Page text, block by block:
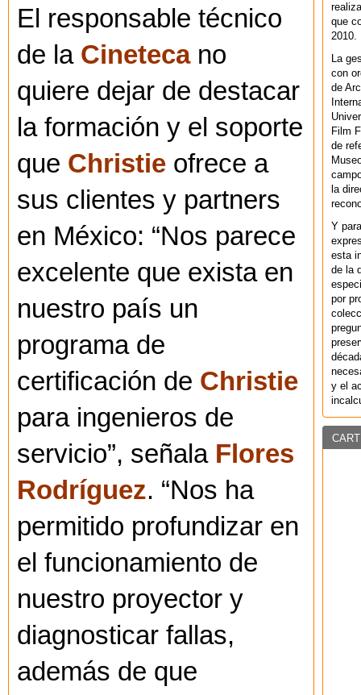
El responsable técnico
de la Cinetecano
quiere dejar de destacar
la formación y el soporte
que Christie ofrece a
sus clientes y partners
en México: “Nos parece
excelente que exista en
nuestro país un
programa de
certificación de Christie
para ingenieros de
servicio”, señala Flores
Rodríguez. “Nos ha
permitido profundizar en
el funcionamiento de
nuestro proyector y
diagnosticar fallas,
además de que
que
2010.
La
con
de
Film
de
la
Y
esta
de la
por
y el